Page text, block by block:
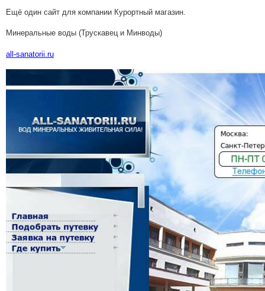
Ещё один сайт для компании Курортный магазин.
Минеральные воды (Трускавец и Минводы)
all-sanatorii.ru